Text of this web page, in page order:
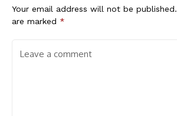
Your email address will not be published.
are marked *